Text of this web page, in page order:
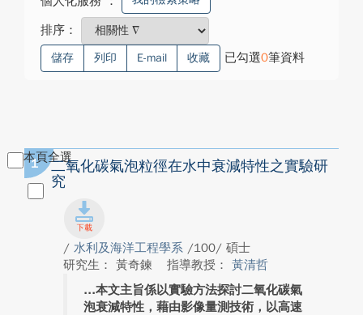
排序：
儲存 列印 E-mail 收藏 已勾選0筆資料
本頁全選
1
二氧化碳氣泡粒徑在水中衰減特性之實驗研
究
/ 水利及海洋工程學系 /100/ 碩士
研究生： 黃奇鍊
指導教授： 黃清哲
本文主旨係以實驗方法探討二氧化碳氣
泡衰減特性，藉由影像量測技術，以高速